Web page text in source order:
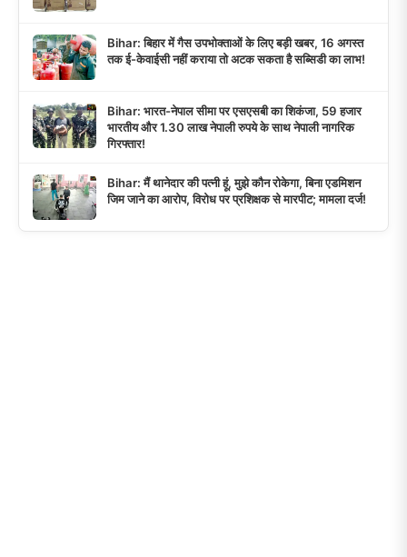
Bihar: बिहार में गैस उपभोक्ताओं के लिए बड़ी खबर, 16 अगस्त
तक ई-केवाईसी नहीं कराया तो अटक सकता है सब्सिडी का लाभ!
Bihar: भारत-नेपाल सीमा पर एसएसबी का शिकंजा, 59 हजार
भारतीय और 1.30 लाख नेपाली रुपये के साथ नेपाली नागरिक
गिरफ्तार!
Bihar: मैं थानेदार की पत्नी हूं, मुझे कौन रोकेगा, बिना एडमिशन
जिम जाने का आरोप, विरोध पर प्रशिक्षक से मारपीट; मामला दर्ज!